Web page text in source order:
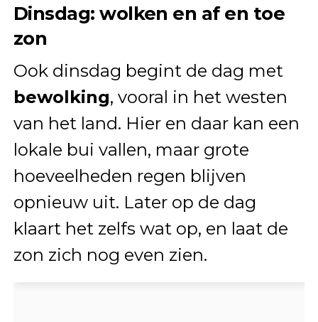
Dinsdag: wolken en af en toe
zon
Ook dinsdag begint de dag met
bewolking, vooral in het westen
van het land. Hier en daar kan een
lokale bui vallen, maar grote
hoeveelheden regen blijven
opnieuw uit. Later op de dag
klaart het zelfs wat op, en laat de
zon zich nog even zien.